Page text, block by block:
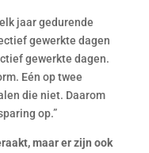
jaar gedurende
gewerkte dagen
gewerkte dagen.
Eén op twee
die niet. Daarom
op.”
maar er zijn ook